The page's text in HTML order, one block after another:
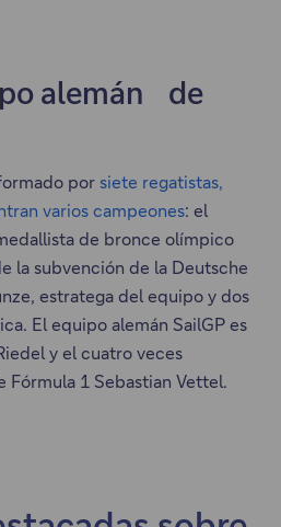
alemán de
porsiete regatistas,
varios campeones: el
de bronce olímpico
la subvención de la Deutsche
estratega del equipo y dos
El equipo alemán SailGP es
y el cuatro veces
1 Sebastian Vettel.